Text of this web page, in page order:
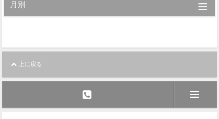
月別
上に戻る